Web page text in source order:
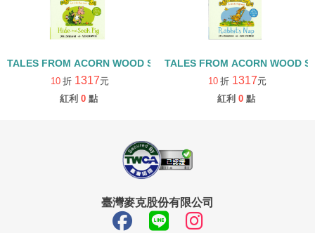
TALES FROM ACORN WOOD STORY COLLECTION 觀察探索組/
10 折 1317元
紅利 0 點
TALES FROM ACORN WOOD
10 折 1317元
紅利 0 點
臺灣麥克股份有限公司